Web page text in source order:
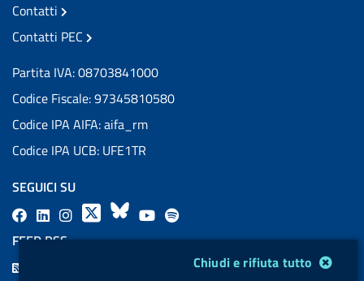
Chiudi e rifiuta tutto
Contatti
Contatti PEC
Partita IVA: 08703841000
Codice Fiscale: 97345810580
Codice IPA AIFA: aifa_rm
Codice IPA UCB: UFE1TR
SEGUICI SU
F
a
L
i
a
X
B
l
Y
o
l
a
FEED RSS